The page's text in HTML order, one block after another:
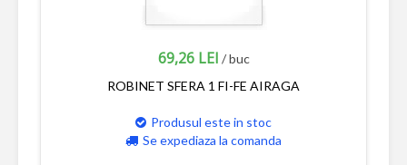
69,26 LEI / buc
ROBINET SFERA 1 FI-FE AIRAGA
Produsul este in stoc
Se expediaza la comanda